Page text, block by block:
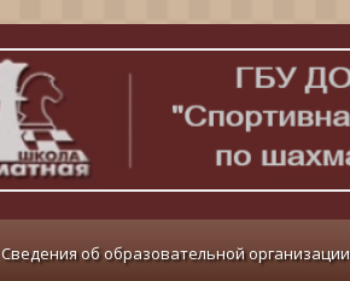
Сведения об образовательной организации